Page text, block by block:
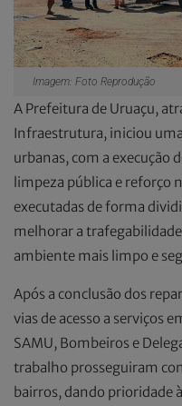
Imagem: Foto Reprodução
A Prefeitura de Uruaçu,
Infraestrutura, iniciou
urbanas, com a execução
limpeza pública e reforço
executadas de forma
melhorar a
ambiente mais limpo e
Após a conclusão dos
vias de acesso a serviços
SAMU, Bombeiros e
trabalho prosseguiram
bairros, dando prioridade